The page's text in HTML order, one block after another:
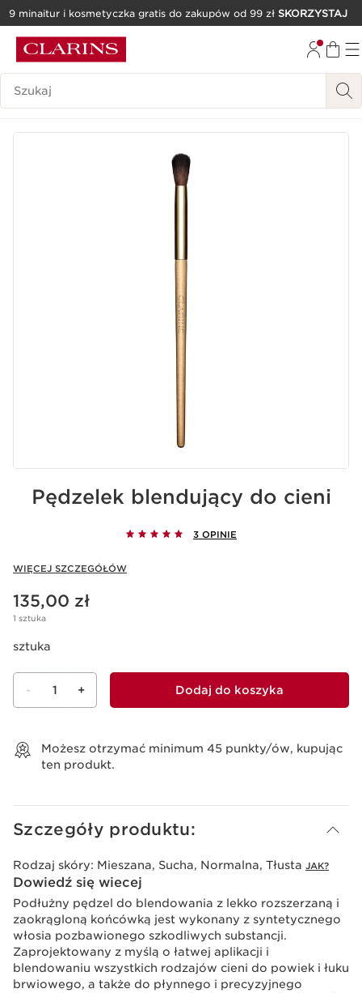
PRZEJDŹ DO TREŚCI
9 minaitur i kosmetyczka gratis do zakupów od 99 zł SKORZYSTAJ
Historia wyszukiwania
Pędzelek blendujący do cieni
3 OPINIE
WIĘCEJ SZCZEGÓŁÓW
Aktualna cena 135,00 zł
135,00 zł
1 sztuka
sztuka
- 1 + Dodaj do koszyka
Możesz otrzymać minimum 45 punkty/ów, kupując
ten produkt.
Szczegóły produktu:
Rodzaj skóry: Mieszana, Sucha, Normalna, Tłusta JAK?
Dowiedź się wiecej
Podłużny pędzel do blendowania z lekko rozszerzaną i
zaokrągloną końcówką jest wykonany z syntetycznego
włosia pozbawionego szkodliwych substancji.
Zaprojektowany z myślą o łatwej aplikacji i
blendowaniu wszystkich rodzajów cieni do powiek i łuku
brwiowego, a także do płynnego i precyzyjnego